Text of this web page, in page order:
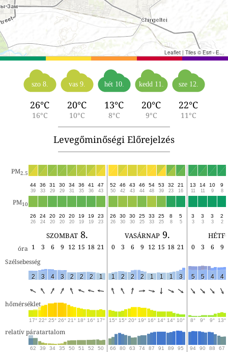
Leaflet | Tiles © Esri - Esri, DeLorme, NAVTEQ, TomTom, Intermap, iPC, USGS, FAO, NPS, NRCAN, GeoBase, Kadaster NL, Ordnance Survey, Esri Japan, METI, Esri China (Hong Kong), and the GIS User Community
szo 8.
26°C
16°C
vas 9.
20°C
10°C
hét 10.
13°C
8°C
kedd 11.
20°C
9°C
sze 12.
22°C
11°C
Levegőminőségi Előrejelzés
PM2.5
44
39
36
33
31
29
30
29
34
31
36
35
41
36
47
43
52
50
46
42
43
43
46
44
54
48
53
39
32
23
21
16
13
11
14
11
10
9
9
8
PM10
26
26
24
24
20
20
20
20
20
20
19
19
19
19
23
23
26
26
30
30
30
30
25
25
33
33
25
25
8
8
5
5
3
3
3
3
3
3
2
2
szombat 8. vasárnap 9.
óra 1 3 6 9 12 15 18 21 0 3 6 9 12 15 18 21 0 3 6
9
Szélsebesség
2 3 4 3 2 2 2 1 1 2 2 2 1 1 1 3 5 5 4 4
hőmérséklet
17° 22° 25° 26° 21° 18° 16° 17° 15° 15° 20° 19° 16° 14° 14° 10° 8° 9° 9° 13°
relatív páratartalom
62 39 34 35 50 51 52 50 66 80 63 74 87 91 89 95 94 90 88 67